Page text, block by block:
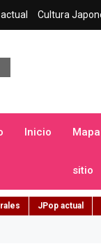
Cultura
Inicio
sitio
JPop actual